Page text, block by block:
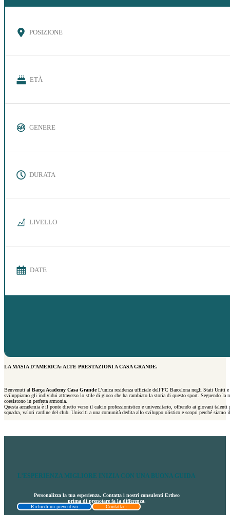
POSIZIONE
ETÀ
GENERE
DURATA
LIVELLO
DATE
LA MASIA D’AMERICA: ALTE PRESTAZIONI A CASA GRANDE.
Benvenuti al Barça Academy Casa GrandeL’unica residenza ufficiale dell’FC Barcelona negli Stati Uniti
sviluppiamo gli individui attraverso lo stile di gioco che ha cambiato la storia di questo sport. Seguendo la
coesistono in perfetta armonia.
Questa accademia è il ponte diretto verso il calcio professionistico e universitario, offrendo ai giovani
squadra, valori cardine del club. Unisciti a una comunità dedita allo sviluppo olistico e scopri perché
L’ESPERIENZA MIGLIORE INIZIA CON UNA BUONA GUIDA
Personalizza la tua esperienza. Contatta i nostri consulenti Ertheo
prima di prenotare fa la differenza.
Richiedi un preventivo
Contattaci